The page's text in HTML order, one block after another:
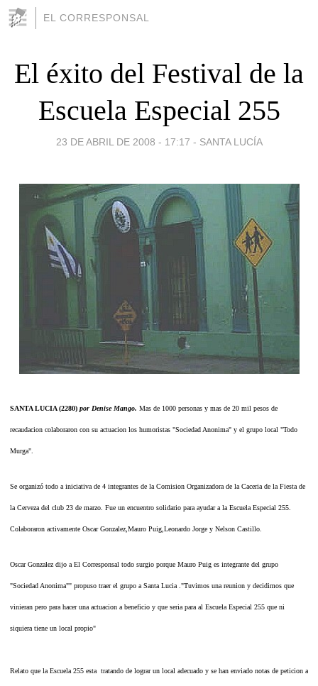
EL CORRESPONSAL
El éxito del Festival de la
Escuela Especial 255
23 DE ABRIL DE 2008 - 17:17 - SANTA LUCÍA
SANTA LUCIA (2280) por Denise Mango. Mas de 1000 personas y mas de 20 mil pesos de
recaudacion colaboraron con su actuacion los humoristas "Sociedad Anonima" y el grupo local "Todo
Murga".
Se organizó todo a iniciativa de 4 integrantes de la Comision Organizadora de la Caceria de la Fiesta de
la Cerveza del club 23 de marzo. Fue un encuentro solidario para ayudar a la Escuela Especial 255.
Colaboraron activamente Oscar Gonzalez,Mauro Puig,Leonardo Jorge y Nelson Castillo.
Oscar Gonzalez dijo a El Corresponsal todo surgio porque Mauro Puig es integrante del grupo
"Sociedad Anonima"" propuso traer el grupo a Santa Lucia ."Tuvimos una reunion y decidimos que
vinieran pero para hacer una actuacion a beneficio y que seria para al Escuela Especial 255 que ni
siquiera tiene un local propio"
Relato que la Escuela 255 esta tratando de lograr un local adecuado y se han enviado notas de peticion a